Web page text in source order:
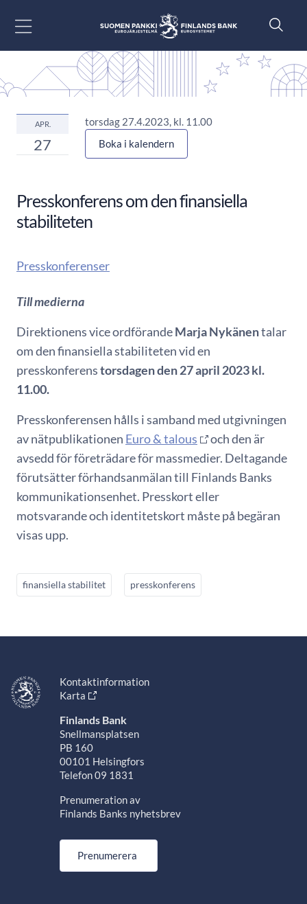
APR.
27
torsdag 27.4.2023, kl. 11.00
Boka i kalendern
Presskonferens om den finansiella
stabiliteten
Presskonferenser
Till medierna
Direktionens vice ordförandeMarja Nykänentalar
om den finansiella stabiliteten vid en
presskonferenstorsdagen den 27 april 2023 kl.
11.00.
Presskonferensen hålls i samband med utgivningen
av nätpublikationen Euro & talous
och den är
avsedd för företrädare för massmedier. Deltagande
förutsätter förhandsanmälan till Finlands Banks
kommunikationsenhet. Presskort eller
motsvarande och identitetskort måste på begäran
visas upp.
finansiella stabilitet presskonferens
Kontaktinformation
Karta
Finlands Bank
Snellmansplatsen
PB 160
00101 Helsingfors
Telefon 09 1831
Prenumeration av
Finlands Banks nyhetsbrev
Prenumerera